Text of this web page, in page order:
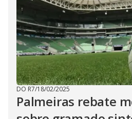
DO R7/18/02/2025
Palmeiras rebate